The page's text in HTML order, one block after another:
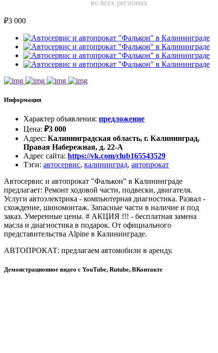
во всех регионах
₽3 000
Информация
Характер объявления: предложение
Цена: ₽3 000
Адрес: Калининградская область, г. Калининград,
Правая Набережная, д. 22-А
Адрес сайта: https://vk.com/club165543529
Тэги: автосервис, калининград, автопрокат
Автосервис и автопрокат "Фалькон" в Калининграде
предлагает: Ремонт ходовой части, подвески, двигателя.
Услуги автоэлектрика - компьютерная диагностика. Развал -
схождение, шиномонтаж. Запасные части в наличие и под
заказ. Умеренные цены. # АКЦИЯ !!! - бесплатная замена
масла и диагностика в подарок. От официального
представительства Аlpine в Калининграде.
АВТОПРОКАТ: предлагаем автомобили в аренду.
Демонстрационное видео с YouTube, Rutube, ВКонтакте